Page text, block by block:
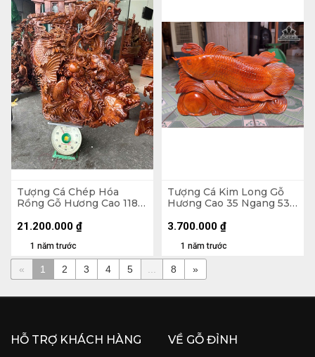
Tượng Cá Chép Hóa
Rồng Gỗ Hương Cao 118
1 năm trước
21.200.000 ₫
Tượng Cá Kim Long Gỗ
Hương Cao 35 Ngang 53
1 năm trước
3.700.000 ₫
« 1 2 3 4 5 8 »
HỖ TRỢ KHÁCH HÀNG VỀ GỖ ĐỈNH